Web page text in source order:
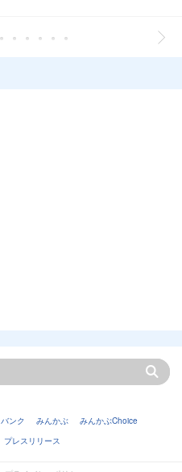
バンク みんかぶ
みんかぶChoice
プレスリリース